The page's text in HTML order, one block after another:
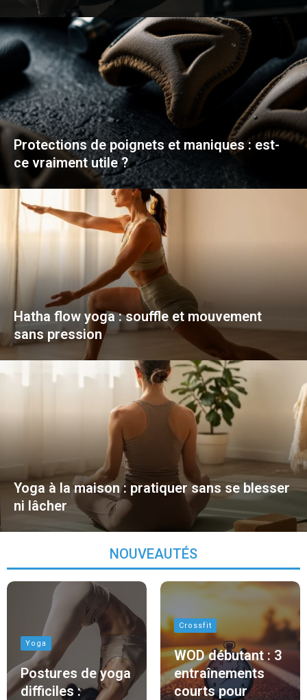
Protections de poignets et maniques : est-
ce vraiment utile ?
Hatha flow yoga : souffle et mouvement
sans pression
Yoga à la maison : pratiquer sans se blesser
ni lâcher
NOUVEAUTÉS
Yoga
Postures de yoga
difficiles :
Crossfit
WOD débutant : 3
entraînements
courts pour